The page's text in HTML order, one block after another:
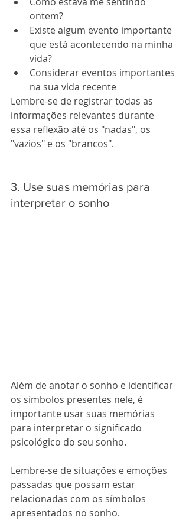
ontem?
Existe algum evento importante
que está acontecendo na minha
vida?
Considerar eventos importantes
na sua vida recente
Lembre-se de registrar todas as
informações relevantes durante
essa reflexão até os "nadas", os
"vazios" e os "brancos".
3. Use suas memórias para
interpretar o sonho
Além de anotar o sonho e identificar
os símbolos presentes nele, é
importante usar suas memórias
para interpretar o significado
psicológico do seu sonho.
Lembre-se de situações e emoções
passadas que possam estar
relacionadas com os símbolos
apresentados no sonho.